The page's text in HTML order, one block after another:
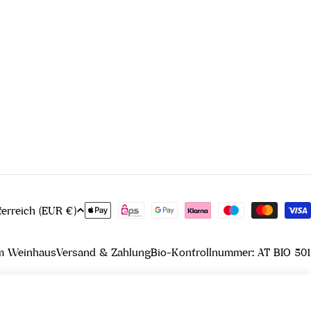
Österreich (EUR €) Zahlungsmethoden
WeinhausVersand & ZahlungBio-Kontrollnummer: AT BIO 501